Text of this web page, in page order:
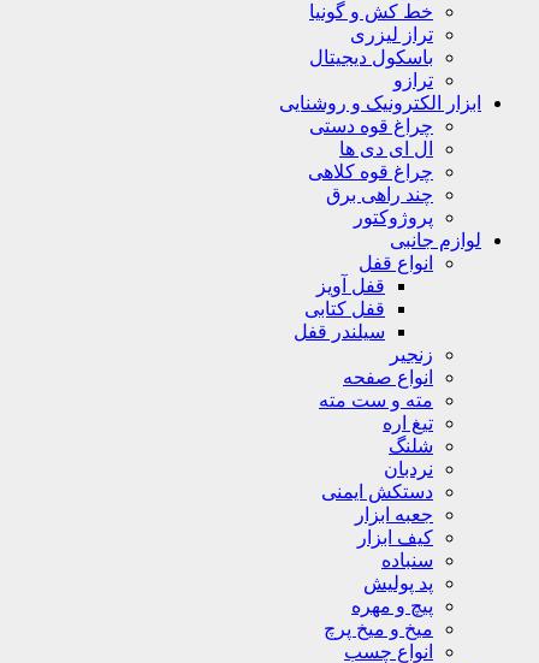
خط کش و گونیا
تراز لیزری
باسکول دیجیتال
ترازو
ابزار الکترونیک و روشنایی
چراغ قوه دستی
ال ای دی ها
چراغ قوه کلاهی
چند راهی برق
پروژوکتور
لوازم جانبی
انواع قفل
قفل آویز
قفل کتابی
سیلندر قفل
زنجیر
انواع صفحه
مته و ست مته
تیغ اره
شلنگ
نردبان
دستکش ایمنی
جعبه ابزار
کیف ابزار
سنباده
پد پولیش
پیچ و مهره
میخ و میخ پرچ
انواع چسب